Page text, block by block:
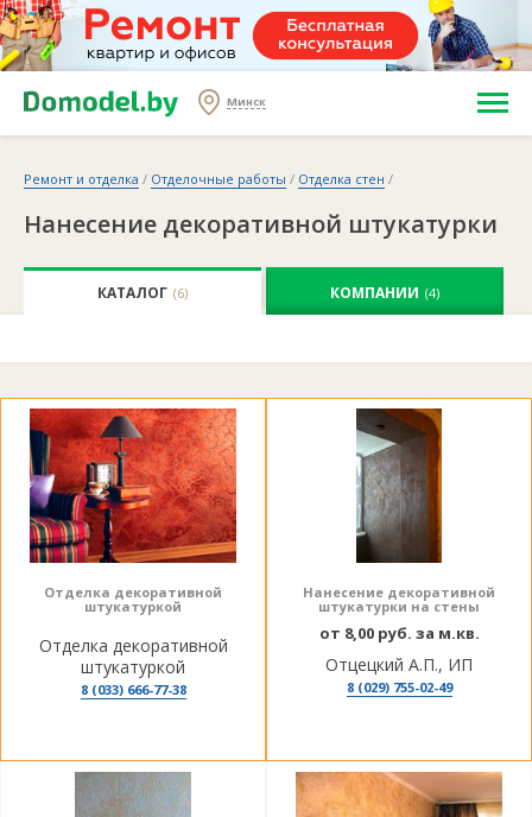
Минск
Ремонт и отделка / Отделочные работы / Отделка стен /
Нанесение декоративной штукатурки
КАТАЛОГ (6) КОМПАНИИ (4)
Отделка декоративной
штукатуркой
Отделка декоративной
штукатуркой
8 (033) 666-77-38
Нанесение декоративной
штукатурки на стены
от 8,00 руб. за м.кв.
Отцецкий А.П., ИП
8 (029) 755-02-49